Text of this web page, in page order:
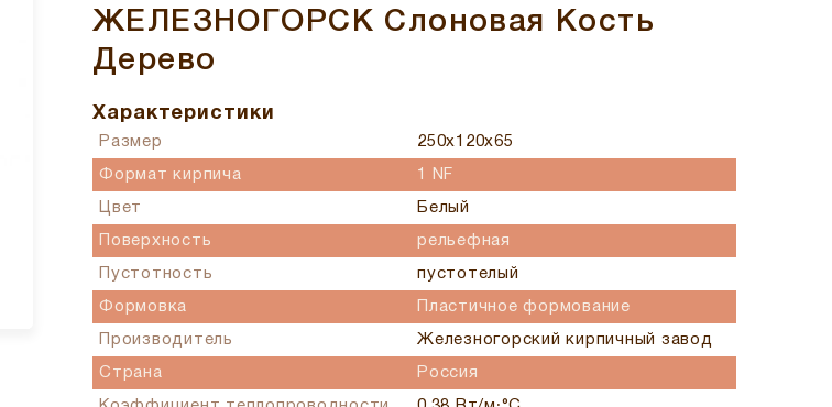
ЖЕЛЕЗНОГОРСК Слоновая Кость
Дерево
Характеристики
Размер 250x120x65
Формат кирпича 1 NF
Цвет Белый
Поверхность рельефная
Пустотность пустотелый
Формовка Пластичное формование
Производитель Железногорский кирпичный завод
Страна Россия